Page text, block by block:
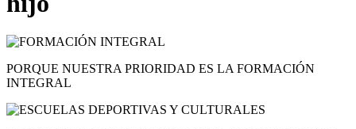
PORQUE NUESTRA PRIORIDAD ES LA FORMACIÓN
INTEGRAL